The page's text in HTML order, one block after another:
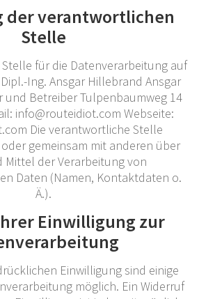
der verantwortlichen
Stelle
für die Datenverarbeitung auf
Ing. Ansgar Hillebrand Ansgar
Betreiber Tulpenbaumweg 14
info@routeidiot.com Webseite:
Die verantwortliche Stelle
gemeinsam mit anderen über
Mittel der Verarbeitung von
Daten (Namen, Kontaktdaten o.
Ä.).
Einwilligung zur
Einwilligung sind einige
möglich. Ein Widerruf